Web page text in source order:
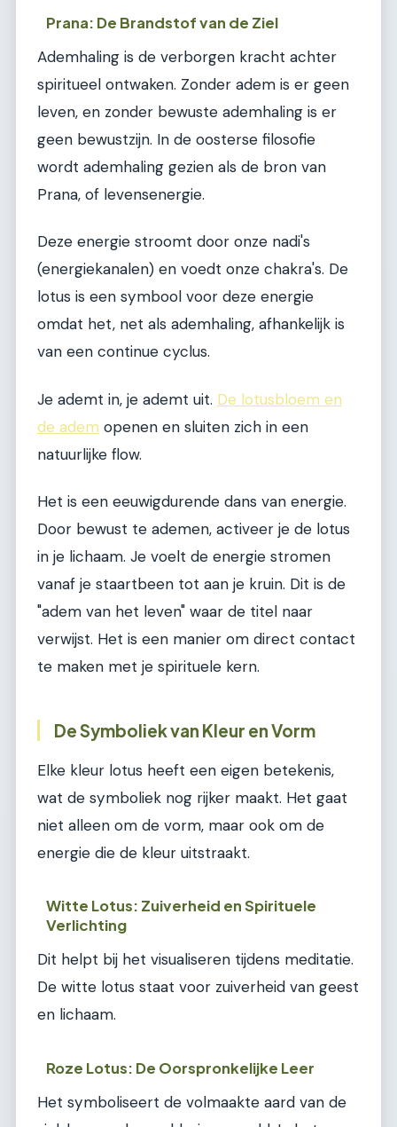
Prana: De Brandstof van de Ziel
Ademhaling is de verborgen kracht achter
spiritueel ontwaken. Zonder adem is er geen
leven, en zonder bewuste ademhaling is er
geen bewustzijn. In de oosterse filosofie
wordt ademhaling gezien als de bron van
Prana, of levensenergie.
Deze energie stroomt door onze nadi's
(energiekanalen) en voedt onze chakra's. De
lotus is een symbool voor deze energie
omdat het, net als ademhaling, afhankelijk is
van een continue cyclus.
Je ademt in, je ademt uit. De lotusbloem en
de adem openen en sluiten zich in een
natuurlijke flow.
Het is een eeuwigdurende dans van energie.
Door bewust te ademen, activeer je de lotus
in je lichaam. Je voelt de energie stromen
vanaf je staartbeen tot aan je kruin. Dit is de
"adem van het leven" waar de titel naar
verwijst. Het is een manier om direct contact
te maken met je spirituele kern.
De Symboliek van Kleur en Vorm
Elke kleur lotus heeft een eigen betekenis,
wat de symboliek nog rijker maakt. Het gaat
niet alleen om de vorm, maar ook om de
energie die de kleur uitstraakt.
Witte Lotus: Zuiverheid en Spirituele
Verlichting
Dit helpt bij het visualiseren tijdens meditatie.
De witte lotus staat voor zuiverheid van geest
en lichaam.
Roze Lotus: De Oorspronkelijke Leer
Het symboliseert de volmaakte aard van de